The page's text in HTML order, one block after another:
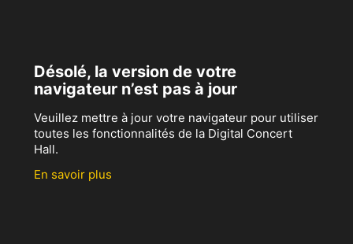
Désolé, la version de votre
navigateur n’est pas à jour
Veuillez mettre à jour votre navigateur pour utiliser
toutes les fonctionnalités de la Digital Concert
Hall.
En savoir plus